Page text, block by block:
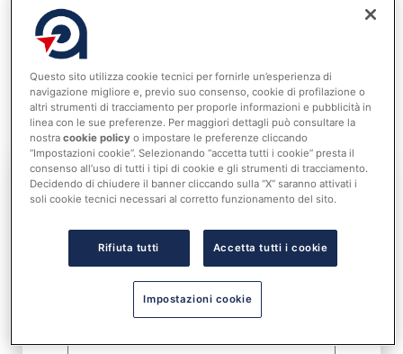
contributo del Programma sperimentale
“Mangiaplastica” per l’annualità 2024, che finanzia
con 10 milioni di euro l’acquisto di eco-compattatori
per la raccolta selettiva di bottiglie per bevande in
PET (News del 17 ottobre 2024 Ministero dell’Ambiente
e della Sicurezza Energetica).
leggere tutta la notizia
Nome utente o indirizzo email
Questo sito utilizza cookie tecnici per fornirle un’esperienza di
navigazione migliore e, previo suo consenso, cookie di profilazione o
altri strumenti di tracciamento per proporle informazioni e pubblicità in
linea con le sue preferenze. Per maggiori dettagli può consultare la
nostracookie policy o impostare le preferenze cliccando
“Impostazioni cookie”. Selezionando “accetta tutti i cookie” presta il
consenso all’uso di tutti i tipi di cookie e gli strumenti di tracciamento.
Decidendo di chiudere il banner cliccando sulla “X” saranno attivati i
soli cookie tecnici necessari al corretto funzionamento del sito.
Rifiuta tutti Accetta tutti i cookie
Impostazioni cookie